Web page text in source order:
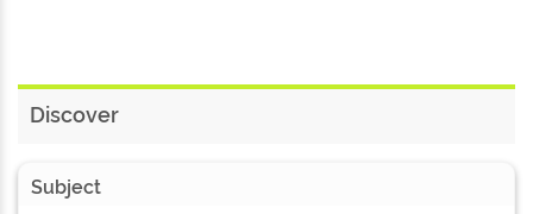
Discover
Subject